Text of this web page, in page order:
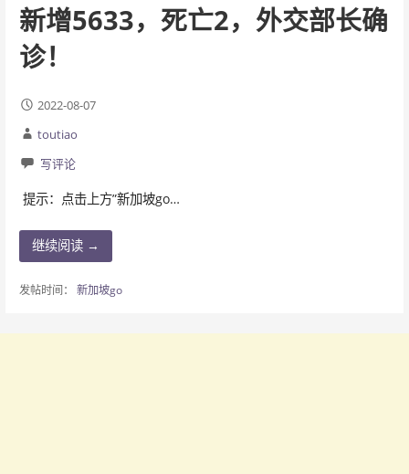
新增5633，死亡2，外交部长确
诊！
2022-08-07
toutiao
写评论
提示：点击上方”新加坡go…
继续阅读 →
发帖时间： 新加坡go